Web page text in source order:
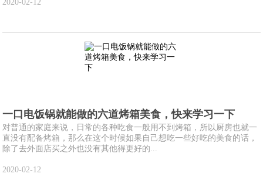
2020-02-12
一口电饭锅就能做的六道烤箱美食，快来学习一下
对普通的家庭来说，日常的各种吃食一般用不到烤箱，所以厨房也就一
直没有配备烤箱，那么在这个时候如果自己想吃一些好吃的美食的话，
除了去外面店买之外也没有其他得更好的...
2020-02-12